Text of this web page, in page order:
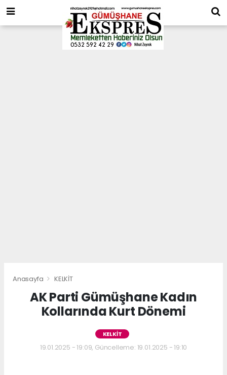
Anasayfa KELKİT
AK Parti Gümüşhane Kadın
Kollarında Kurt Dönemi
KELKİT
19.01.2025 - 19:09, Güncelleme: 19.01.2025 - 19:10